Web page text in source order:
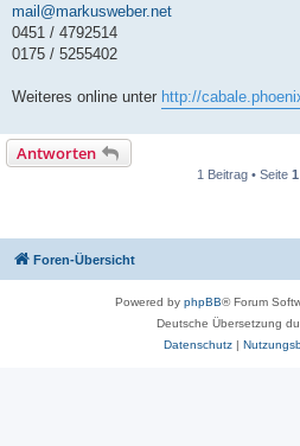
mail@markusweber.net
0451 / 4792514
0175 / 5255402
Weiteres online unter http://
Antworten
1 Beitrag • Seite 1
Foren-Übersicht
Powered by phpBB® Forum
Deutsche Übersetzung
Datenschutz|